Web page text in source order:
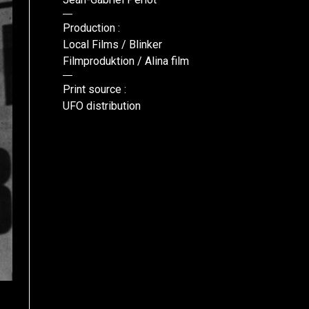
Production :
Local Films / Blinker
Filmproduktion / Alina film
Print source :
UFO distribution